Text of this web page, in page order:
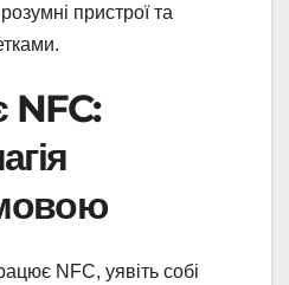
пристрої та
NFC:
NFC, уявіть собі